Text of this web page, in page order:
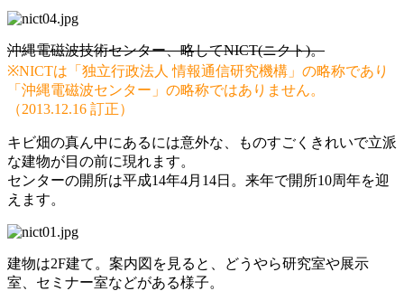
沖縄電磁波技術センター、略してNICT(ニクト)。
※NICTは「独立行政法人 情報通信研究機構」の略称であり
「沖縄電磁波センター」の略称ではありません。
（2013.12.16 訂正）
キビ畑の真ん中にあるには意外な、ものすごくきれいで立派
な建物が目の前に現れます。
センターの開所は平成14年4月14日。来年で開所10周年を迎
えます。
建物は2F建て。案内図を見ると、どうやら研究室や展示
室、セミナー室などがある様子。